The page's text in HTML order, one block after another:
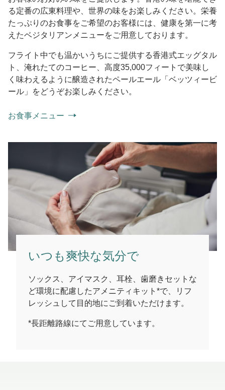
る定番の広東料理や、世界の味をお楽しみください。栄養
たっぷりのお食事をご希望のお客様には、健康を第一に考
えたベジタリアンメニューをご用意しております。
フライト中でも温かいうちにご提供する香港式エッグタル
ト、淹れたてのコーヒー、高度35,000フィートで美味し
く味わえるように醸造されたペールエール「ベッツィービ
ール」をどうぞお楽しみください。
お食事メニュー
いつも爽快な気分で
ソックス、アイマスク、耳栓、歯磨きセットな
ど環境に配慮したアメニティキット*で、リフ
レッシュして目的地にご到着いただけます。
*長距離路線にてご用意しています。